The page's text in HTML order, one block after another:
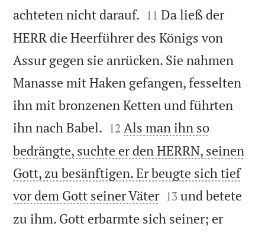
achteten nicht darauf. 

11 Da ließ der
HERR die Heerführer des Königs von
Assur gegen sie anrücken. Sie nahmen
Manasse mit Haken gefangen, fesselten
ihn mit bronzenen Ketten und führten
ihn nach Babel. 

12 Als man ihn so
bedrängte, suchte er den HERRN, seinen
Gott, zu besänftigen. Er beugte sich tief
vor dem Gott seiner Väter
13 und betete
zu ihm. Gott erbarmte sich seiner; er